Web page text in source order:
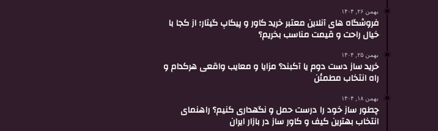
بهمن ۲۶, ۱۴۰۴
فروشگاه های آنلاین معتبر خرید کاور و پیکاپ گیتار؛ از کجا با
خیال راحت و قیمت مناسب بخریم؟
بهمن ۲۵, ۱۴۰۴
خرید ساز دست دوم یا آکبند؟ مزایا و معایب واقعی هرکدام و
راه انتخاب مطمئن
بهمن ۱۸, ۱۴۰۴
چطور ساز خود را درست حمل و نگهداری کنیم؟ راهنمای
انتخاب بهترین کیف و کاور ساز در بازار ایران